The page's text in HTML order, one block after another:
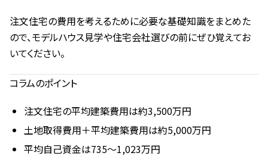
注文住宅の費用を考えるために必要な基礎知識をまとめた
ので、モデルハウス見学や住宅会社選びの前にぜひ覚えてお
いてください。
コラムのポイント
注文住宅の平均建築費用は約3,500万円
土地取得費用＋平均建築費用は約5,000万円
平均自己資金は735～1,023万円